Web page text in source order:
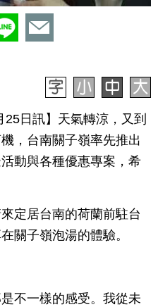
25日訊】天氣轉涼，又到
，台南關子嶺率先推出
動與各種優惠專案，希
定居台南的荷蘭前駐台
關子嶺泡湯的體驗。
不一樣的感受。我從未